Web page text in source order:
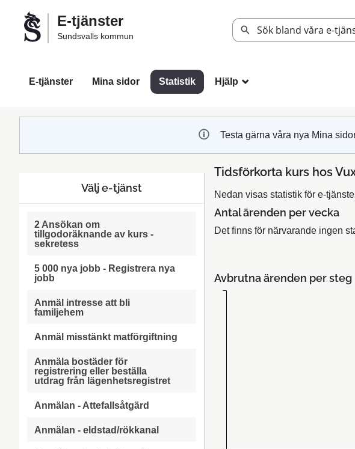
Välkommen
Sundsvalls
E-tjänster
Sundsvalls kommun
E-tjänster Mina sidor Statistik Hjälp _
Testa gärna våra nya Mina
Välj e-tjänst
2 Ansökan om
tillgodoräknande av kurs -
sekretess
5 000 nya jobb - Registrera nya
jobb
Anmäl intresse att bli
familjehem
Anmäl misstänkt matförgiftning
Anmäla bostäder för
registrering eller beställa
utdrag från lägenhetsregistret
Anmälan - Attefallsåtgärd
Anmälan - eldstad/rökkanal
Tidsförkorta kurs hos
Nedan visas statistik för e-
Antal ärenden per vecka
Det finns för närvarande ingen
Avbrutna ärenden per steg